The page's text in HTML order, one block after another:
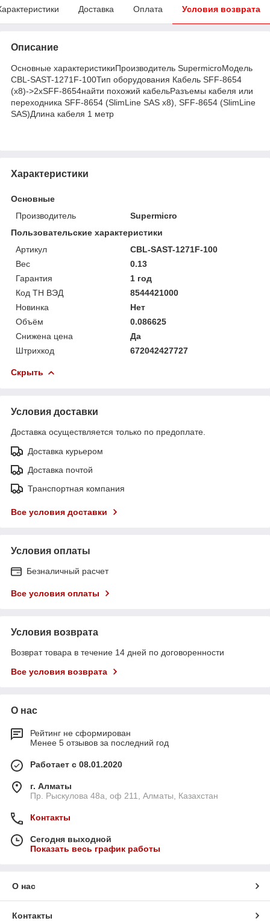
Доставка Оплата Условия возврата
Описание
Основные характеристикиПроизводитель SupermicroМодель
CBL-SAST-1271F-100Тип оборудования Кабель SFF-8654
(x8)->2xSFF-8654найти похожий кабельРазъемы кабеля или
переходника SFF-8654 (SlimLine SAS x8), SFF-8654 (SlimLine
SAS)Длина кабеля 1 метр
Характеристики
Основные
Производитель
Supermicro
Пользовательские характеристики
Артикул
CBL-SAST-1271F-100
Вес
0.13
Гарантия
1 год
Код ТН ВЭД
8544421000
Новинка
Нет
Объём
0.086625
Снижена цена
Да
Штрихкод
672042427727
Скрыть
Условия доставки
Доставка осуществляется только по предоплате.
Доставка курьером
Доставка почтой
Транспортная компания
Все условия доставки
Условия оплаты
Безналичный расчет
Все условия оплаты
Условия возврата
Возврат товара в течение 14 дней по договоренности
Все условия возврата
О нас
Рейтинг не сформирован
Менее 5 отзывов за последний год
Работает с 08.01.2020
г. Алматы
Пр. Рыскулова 48а, оф 211, Алматы, Казахстан
Контакты
Сегодня выходной
Показать весь график работы
О нас
Контакты